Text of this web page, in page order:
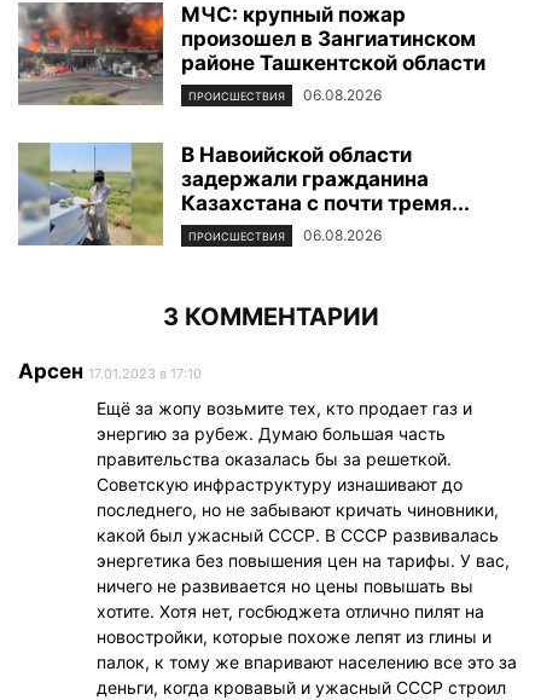
МЧС: крупный пожар
произошел в Зангиатинском
районе Ташкентской области
ПРОИСШЕСТВИЯ 06.08.2026
В Навоийской области
задержали гражданина
Казахстана с почти тремя...
ПРОИСШЕСТВИЯ 06.08.2026
3 КОММЕНТАРИИ
Арсен 17.01.2023 в 17:10
Ещё за жопу возьмите тех, кто продает газ и
энергию за рубеж. Думаю большая часть
правительства оказалась бы за решеткой.
Советскую инфраструктуру изнашивают до
последнего, но не забывают кричать чиновники,
какой был ужасный СССР. В СССР развивалась
энергетика без повышения цен на тарифы. У вас,
ничего не развивается но цены повышать вы
хотите. Хотя нет, госбюджета отлично пилят на
новостройки, которые похоже лепят из глины и
палок, к тому же впаривают населению все это за
деньги, когда кровавый и ужасный СССР строил